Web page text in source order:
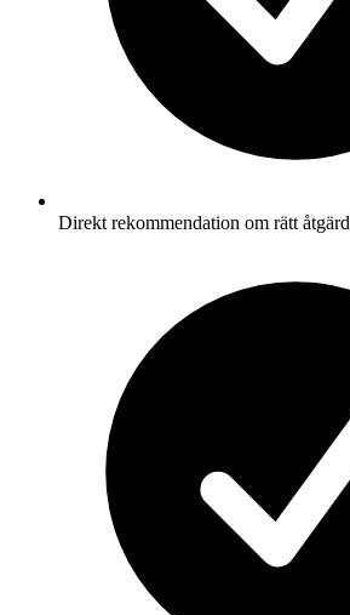
Direkt rekommendation om rätt åtgärd